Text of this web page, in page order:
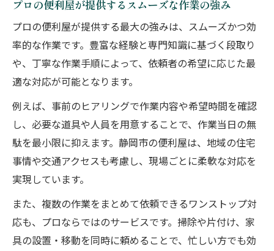
プロの便利屋が提供するスムーズな作業の強み
プロの便利屋が提供する最大の強みは、スムーズかつ効
率的な作業です。豊富な経験と専門知識に基づく段取り
や、丁寧な作業手順によって、依頼者の希望に応じた最
適な対応が可能となります。
例えば、事前のヒアリングで作業内容や希望時間を確認
し、必要な道具や人員を用意することで、作業当日の無
駄を最小限に抑えます。静岡市の便利屋は、地域の住宅
事情や交通アクセスも考慮し、現場ごとに柔軟な対応を
実現しています。
また、複数の作業をまとめて依頼できるワンストップ対
応も、プロならではのサービスです。掃除や片付け、家
具の設置・移動を同時に頼めることで、忙しい方でも効